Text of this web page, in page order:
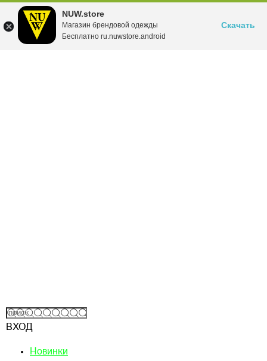
NUW.store
Магазин брендовой одежды
Бесплатно ru.nuwstore.android
Скачать
ВХОД
Новинки